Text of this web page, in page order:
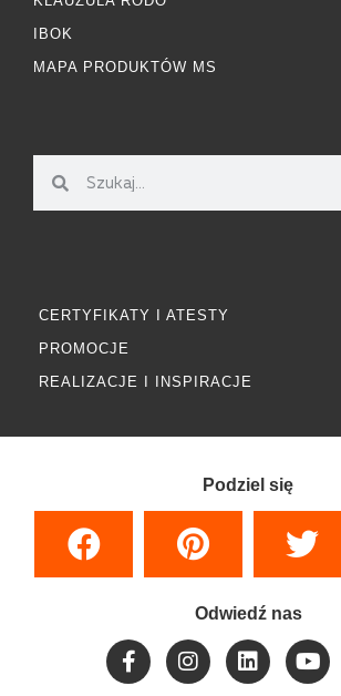
IBOK
MAPA PRODUKTÓW MS
CERTYFIKATY I ATESTY
PROMOCJE
REALIZACJE I INSPIRACJE
Podziel się
Odwiedź nas